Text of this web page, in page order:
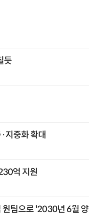
듯
지중화 확대
억 지원
팀으로 '2030년 6월